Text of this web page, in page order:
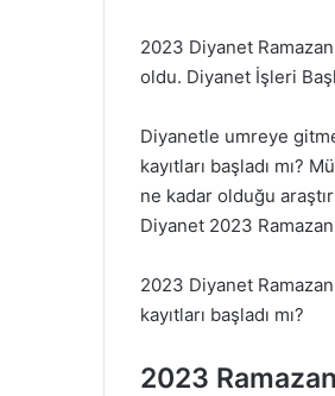
2023 Diyanet
oldu. Diyanet İşleri
Diyanetle umreye
kayıtları başladı mı?
ne kadar olduğu
Diyanet 2023
2023 Diyanet
kayıtları başladı mı?
2023